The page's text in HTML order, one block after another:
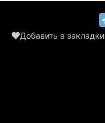
Добавить в закладки